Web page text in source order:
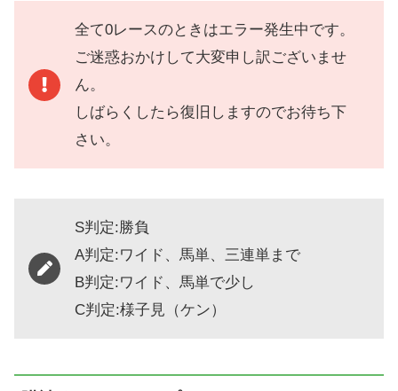
全て0レースのときはエラー発生中です。
ご迷惑おかけして大変申し訳ございませ
ん。
しばらくしたら復旧しますのでお待ち下
さい。
S判定:勝負
A判定:ワイド、馬単、三連単まで
B判定:ワイド、馬単で少し
C判定:様子見（ケン）